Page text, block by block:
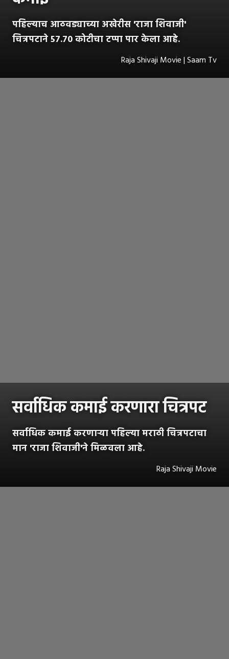
पहिल्याच आठवड्याच्या अखेरीस 'राजा शिवाजी'
चित्रपटाने 57.70 कोटीचा टप्पा पार केला आहे.
Raja Shivaji Movie | Saam Tv
सर्वाधिक कमाई करणारा चित्रपट
सर्वाधिक कमाई करणाऱ्या पहिल्या मराठी चित्रपटाचा
मान 'राजा शिवाजी'ने मिळवला आहे.
Raja Shivaji Movie